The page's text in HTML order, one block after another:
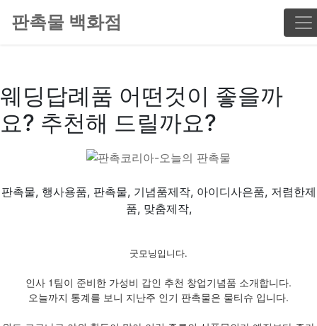
판촉물 백화점
웨딩답례품 어떤것이 좋을까
요? 추천해 드릴까요?
판촉물, 행사용품, 판촉물, 기념품제작, 아이디사은품, 저렴한제
품, 맞춤제작,
굿모닝입니다.
인사 1팀이 준비한 가성비 갑인 추천 창업기념품 소개합니다.
오늘까지 통계를 보니 지난주 인기 판촉물은 물티슈 입니다.